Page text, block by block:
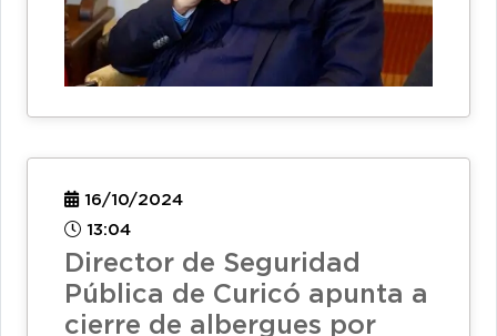
16/10/2024
13:04
Director de Seguridad
Pública de Curicó apunta a
cierre de albergues por